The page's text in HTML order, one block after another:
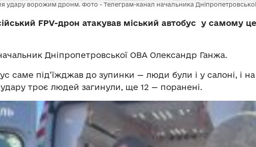
удару ворожим дронм. Фото - Телеграм-канал начальника
FPV-дрон атакував міський автобус у самому
Дніпропетровської ОВА Олександр Ганжа.
саме під’їжджав до зупинки — люди були і у салоні, і на
удару троє людей загинули, ще 12 — поранені.